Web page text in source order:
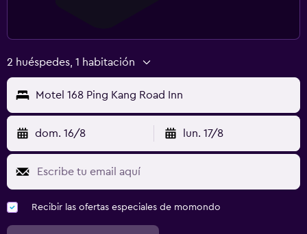
2 huéspedes, 1 habitación
Motel 168 Ping Kang Road Inn
dom. 16/8 lun. 17/8
Recibir las ofertas especiales de momondo